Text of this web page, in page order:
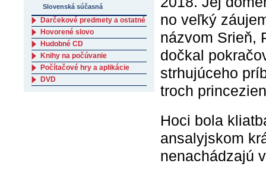
no veľký
názvom Srieň,
dočkal
strhujúceho
troch
Hoci bola
ansalyjskom
nenachádzajú
Slovenská súčasná
Darčekové predmety a ostatné
Hovorené slovo
Hudobné CD
Knihy na počúvanie
Počítačové hry a aplikácie
DVD